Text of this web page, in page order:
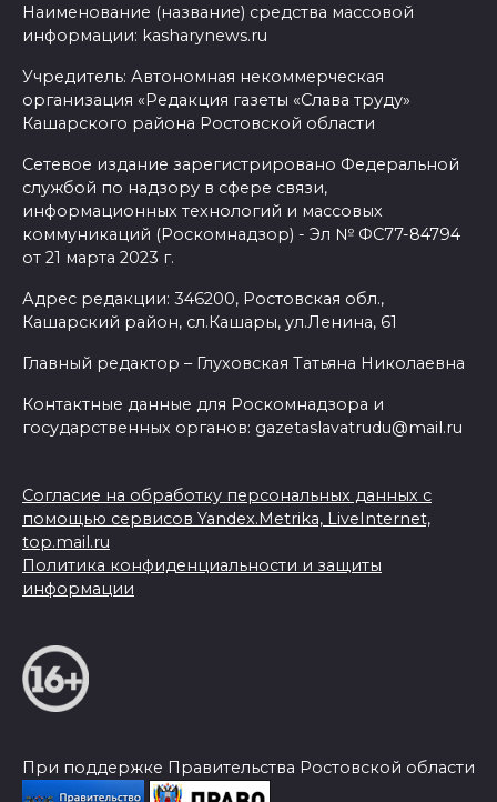
Наименование (название) средства массовой
информации: kasharynews.ru
Учредитель: Автономная некоммерческая
организация «Редакция газеты «Слава труду»
Кашарского района Ростовской области
Сетевое издание зарегистрировано Федеральной
службой по надзору в сфере связи,
информационных технологий и массовых
коммуникаций (Роскомнадзор) - Эл № ФС77-84794
от 21 марта 2023 г.
Адрес редакции: 346200, Ростовская обл.,
Кашарский район, сл.Кашары, ул.Ленина, 61
Главный редактор – Глуховская Татьяна Николаевна
Контактные данные для Роскомнадзора и
государственных органов: gazetaslavatrudu@mail.ru
Согласие на обработку персональных данных с
помощью сервисов Yandex.Metrika, LiveInternet,
top.mail.ru
Политика конфиденциальности и защиты
информации
При поддержке Правительства Ростовской области